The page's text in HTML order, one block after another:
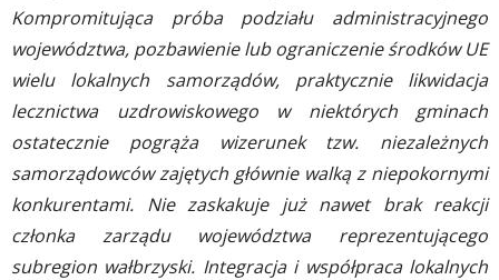
Kompromitująca próba podziału administracyjnego
województwa, pozbawienie lub ograniczenie środków UE
wielu lokalnych samorządów, praktycznie likwidacja
lecznictwa uzdrowiskowego w niektórych gminach
ostatecznie pogrąża wizerunek tzw. niezależnych
samorządowców zajętych głównie walką z niepokornymi
konkurentami. Nie zaskakuje już nawet brak reakcji
członka zarządu województwa reprezentującego
subregion wałbrzyski. Integracja i współpraca lokalnych